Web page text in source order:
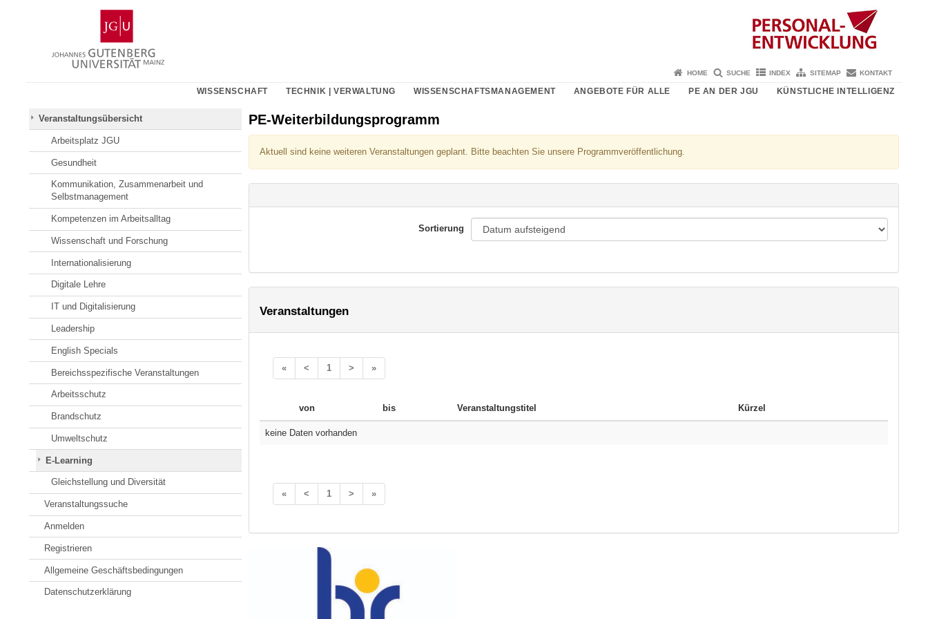
Gutenberg-
Universität
Mainz
HOME SUCHE INDEX SITEMAP KONTAKT
WISSENSCHAFT TECHNIK | VERWALTUNG WISSENSCHAFTSMANAGEMENT ANGEBOTE FÜR ALLE PE AN DER JGU KÜNSTLICHE INTELLIGENZ
Veranstaltungsübersicht
Arbeitsplatz JGU
Gesundheit
Kommunikation, Zusammenarbeit und
Selbstmanagement
Kompetenzen im Arbeitsalltag
Wissenschaft und Forschung
Internationalisierung
Digitale Lehre
IT und Digitalisierung
Leadership
English Specials
Bereichsspezifische Veranstaltungen
Arbeitsschutz
Brandschutz
Umweltschutz
E-Learning
Gleichstellung und Diversität
Veranstaltungssuche
Anmelden
Registrieren
Allgemeine Geschäftsbedingungen
Datenschutzerklärung
PE-Weiterbildungsprogramm
Aktuell sind keine weiteren Veranstaltungen geplant. Bitte beachten Sie unsere Programmveröffentlichung.
Sortierung
Veranstaltungen
« < 1 > »
von bis Veranstaltungstitel Kürzel
keine Daten vorhanden
« < 1 > »